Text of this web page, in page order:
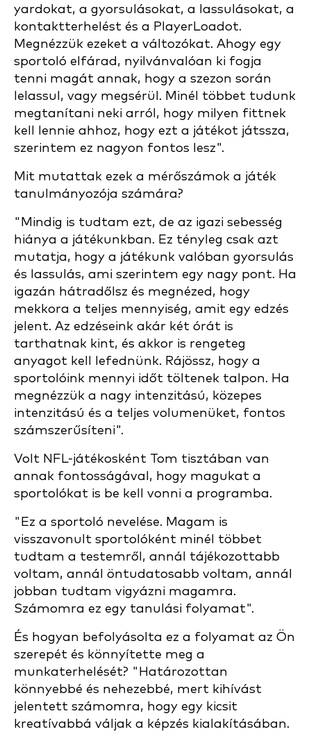
yardokat, a gyorsulásokat, a lassulásokat, a
kontaktterhelést és a PlayerLoadot.
Megnézzük ezeket a változókat. Ahogy egy
sportoló elfárad, nyilvánvalóan ki fogja
tenni magát annak, hogy a szezon során
lelassul, vagy megsérül. Minél többet tudunk
megtanítani neki arról, hogy milyen fittnek
kell lennie ahhoz, hogy ezt a játékot játssza,
szerintem ez nagyon fontos lesz".
Mit mutattak ezek a mérőszámok a játék
tanulmányozója számára?
"Mindig is tudtam ezt, de az igazi sebesség
hiánya a játékunkban. Ez tényleg csak azt
mutatja, hogy a játékunk valóban gyorsulás
és lassulás, ami szerintem egy nagy pont. Ha
igazán hátradőlsz és megnézed, hogy
mekkora a teljes mennyiség, amit egy edzés
jelent. Az edzéseink akár két órát is
tarthatnak kint, és akkor is rengeteg
anyagot kell lefednünk. Rájössz, hogy a
sportolóink mennyi időt töltenek talpon. Ha
megnézzük a nagy intenzitású, közepes
intenzitású és a teljes volumenüket, fontos
számszerűsíteni".
Volt NFL-játékosként Tom tisztában van
annak fontosságával, hogy magukat a
sportolókat is be kell vonni a programba.
"Ez a sportoló nevelése. Magam is
visszavonult sportolóként minél többet
tudtam a testemről, annál tájékozottabb
voltam, annál öntudatosabb voltam, annál
jobban tudtam vigyázni magamra.
Számomra ez egy tanulási folyamat".
És hogyan befolyásolta ez a folyamat az Ön
szerepét és könnyítette meg a
munkaterhelését? "Határozottan
könnyebbé és nehezebbé, mert kihívást
jelentett számomra, hogy egy kicsit
kreatívabbá váljak a képzés kialakításában.